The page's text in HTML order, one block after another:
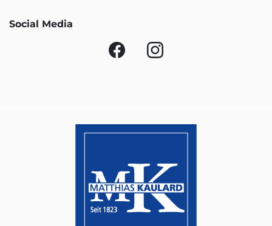
Social Media